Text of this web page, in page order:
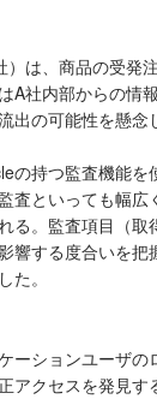
）は、商品の受発
A社内部からの情
出の可能性を懸念
の持つ監査機能
査といっても幅
る。監査項目（
響する度合いを
た。
ーションユーザ
アクセスを発見す